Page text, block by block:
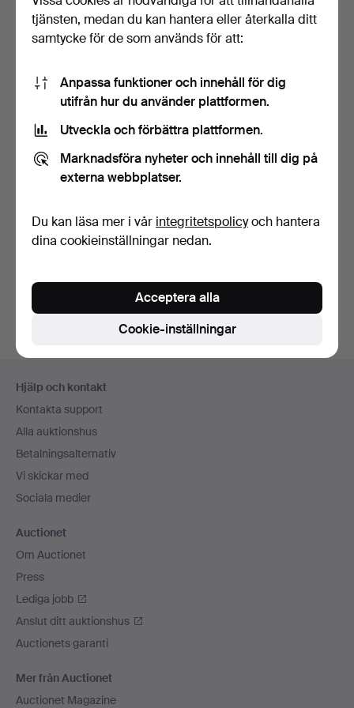
1900 talets början.
Sömnad och handarbet…
Du kan också söka ivårt arkiv med avslutade auktioner
Hjälp och kontakt
Kontakta support
Alla auktionshus
Betalningsalternativ
Vi skickar med
Sociala medier
Auctionet
Om Auctionet
Press
Lediga jobb
Anslut ditt auktionshus
Auctionets garanti
Mer från Auctionet
Auctionet Magazine
tjänsten, medan du kan hantera eller återkalla ditt
samtycke för de som används för att:
Anpassa funktioner och innehåll för dig
utifrån hur du använder plattformen.
Utveckla och förbättra plattformen.
Marknadsföra nyheter och innehåll till dig på
externa webbplatser.
Du kan läsa mer i vår integritetspolicyoch hantera
dina cookieinställningar nedan.
Cookie-inställningar
Acceptera alla